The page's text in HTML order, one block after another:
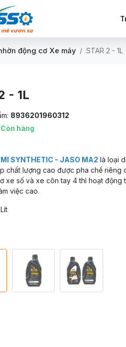
động cơ Xe máy STAR 2 - 1L
- 1L
8936201960312
Còn hàng
SYNTHETIC - JASO MA2 là loại
chất lượng cao được pha chế riêng
xe số và xe côn tay 4 thì hoạt động
việc cao.